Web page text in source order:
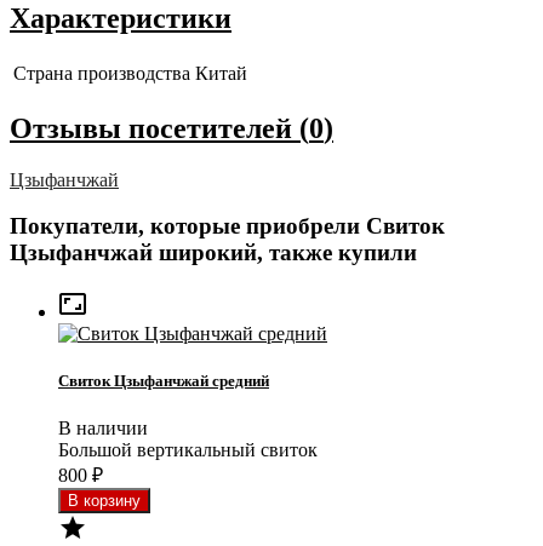
Характеристики
Страна производства Китай
Отзывы посетителей (0)
Цзыфанчжай
Покупатели, которые приобрели Свиток
Цзыфанчжай широкий, также купили

Свиток Цзыфанчжай средний
В наличии
Большой вертикальный свиток
800 ₽
